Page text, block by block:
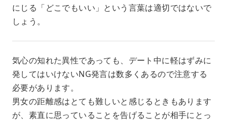
にじる「どこでもいい」という言葉は適切ではないで
しょう。
気心の知れた異性であっても、デート中に軽はずみに
発してはいけないNG発言は数多くあるので注意する
必要があります。
男女の距離感はとても難しいと感じるときもあります
が、素直に思っていることを告げることが相手にとっ